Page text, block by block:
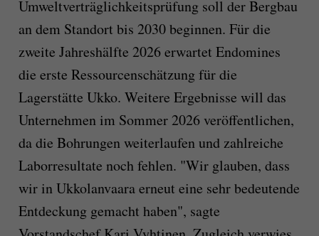
Umweltverträglichkeitsprüfung soll der Bergbau
an dem Standort bis 2030 beginnen. Für die
zweite Jahreshälfte 2026 erwartet Endomines
die erste Ressourcenschätzung für die
Lagerstätte Ukko. Weitere Ergebnisse will das
Unternehmen im Sommer 2026 veröffentlichen,
da die Bohrungen weiterlaufen und zahlreiche
Laborresultate noch fehlen. "Wir glauben, dass
wir in Ukkolanvaara erneut eine sehr bedeutende
Entdeckung gemacht haben", sagte